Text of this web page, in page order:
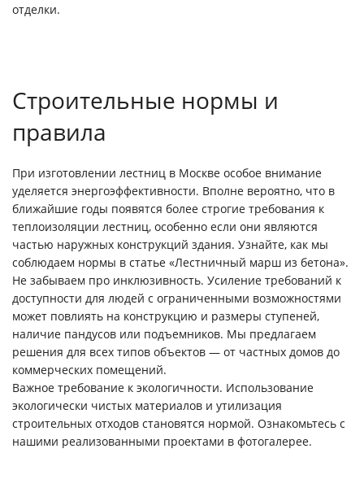
отделки.
Строительные нормы и
правила
При изготовлении лестниц в Москве особое внимание
уделяется энергоэффективности. Вполне вероятно, что в
ближайшие годы появятся более строгие требования к
теплоизоляции лестниц, особенно если они являются
частью наружных конструкций здания. Узнайте, как мы
соблюдаем нормы в статье «Лестничный марш из бетона».
Не забываем про инклюзивность. Усиление требований к
доступности для людей с ограниченными возможностями
может повлиять на конструкцию и размеры ступеней,
наличие пандусов или подъемников. Мы предлагаем
решения для всех типов объектов — от частных домов до
коммерческих помещений.
Важное требование к экологичности. Использование
экологически чистых материалов и утилизация
строительных отходов становятся нормой. Ознакомьтесь с
нашими реализованными проектами в фотогалерее.